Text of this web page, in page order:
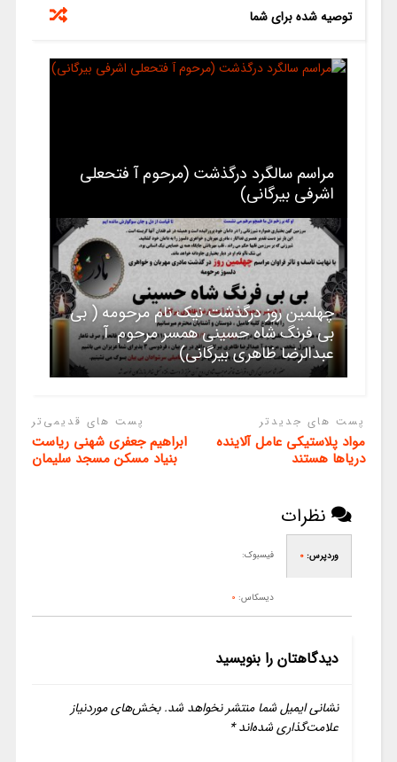
توصیه شده برای شما
مراسم سالگرد درگذشت (مرحوم آ فتحعلی
اشرفی بیرگانی)
چهلمین روز درگذشت نیک نام مرحومه ( بی
بی فرنگ شاه حسینی همسر مرحوم آ
عبدالرضا ظاهری بیرگانی)
پست های جدیدتر
مواد پلاستیکی عامل آلاینده
دریاها هستند
پست های قدیمی‌تر
ابراهیم جعفری شهنی ریاست
بنیاد مسکن مسجد سلیمان
نظرات
وردپرس: 0 فیسبوک:
دیسکاس: 0
دیدگاهتان را بنویسید
نشانی ایمیل شما منتشر نخواهد شد. بخش‌های موردنیاز
علامت‌گذاری شده‌اند*